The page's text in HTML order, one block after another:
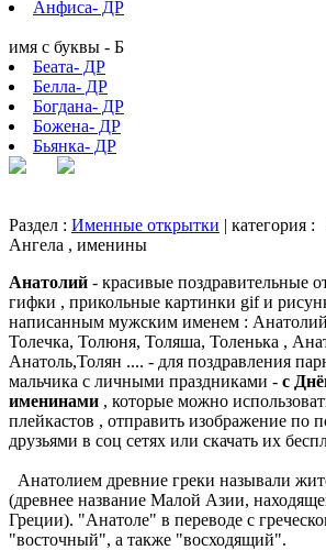
Анфиса- ДР
имя с буквы - Б
Беата- ДР
Белла- ДР
Богдана- ДР
Божена- ДР
Бьянка- ДР
Раздел : Именные открытки | категория :
Ангела , именины
Анатолий - красивые поздравительные
гифки , прикольные картинки gif и
написанным мужским именем :
Толечка, Толюня, Толяша, Толенька ,
Анатоль,Толян .... - для поздравления
мальчика с личными праздниками - с
именинами , которые можно
плейкастов , отправить изображение по
друзьями в соц сетях или скачать их
Анатолием древние греки называли
(древнее название Малой Азии,
Греции). "Анатоле" в переводе с
"восточный", а также "восходящий".